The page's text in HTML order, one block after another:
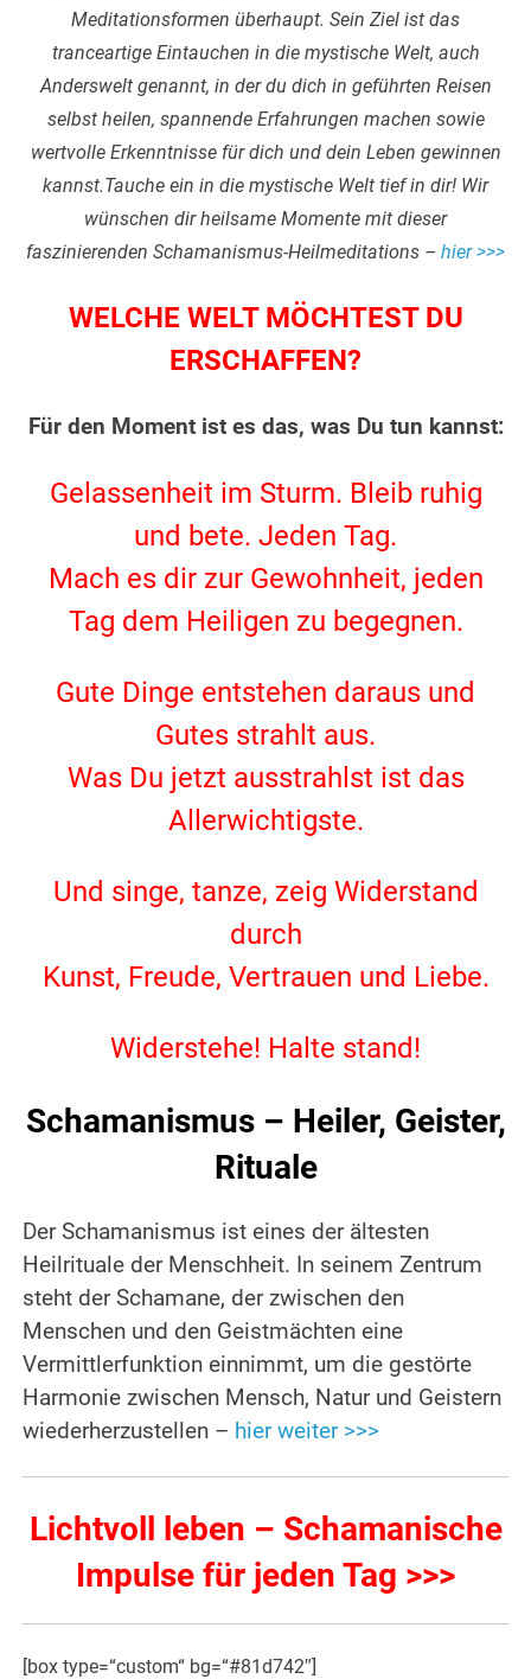
Meditationsformen überhaupt. Sein Ziel ist das
tranceartige Eintauchen in die mystische Welt, auch
Anderswelt genannt, in der du dich in geführten Reisen
selbst heilen, spannende Erfahrungen machen sowie
wertvolle Erkenntnisse für dich und dein Leben gewinnen
kannst.Tauche ein in die mystische Welt tief in dir! Wir
wünschen dir heilsame Momente mit dieser
faszinierenden Schamanismus-Heilmeditations – hier >>>
WELCHE WELT MÖCHTEST DU
ERSCHAFFEN?
Für den Moment ist es das, was Du tun kannst:
Gelassenheit im Sturm. Bleib ruhig
und bete. Jeden Tag.
Mach es dir zur Gewohnheit, jeden
Tag dem Heiligen zu begegnen.
Gute Dinge entstehen daraus und
Gutes strahlt aus.
Was Du jetzt ausstrahlst ist das
Allerwichtigste.
Und singe, tanze, zeig Widerstand
durch
Kunst, Freude, Vertrauen und Liebe.
Widerstehe! Halte stand!
Schamanismus – Heiler, Geister,
Rituale
Der Schamanismus ist eines der ältesten
Heilrituale der Menschheit. In seinem Zentrum
steht der Schamane, der zwischen den
Menschen und den Geistmächten eine
Vermittlerfunktion einnimmt, um die gestörte
Harmonie zwischen Mensch, Natur und Geistern
wiederherzustellen – hier weiter >>>
Lichtvoll leben – Schamanische
Impulse für jeden Tag >>>
[box type=“custom“ bg=“#81d742″]